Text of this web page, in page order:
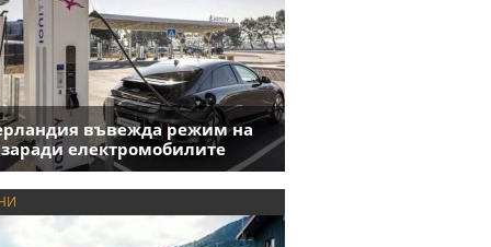
въвежда режим на
заради електромобилите